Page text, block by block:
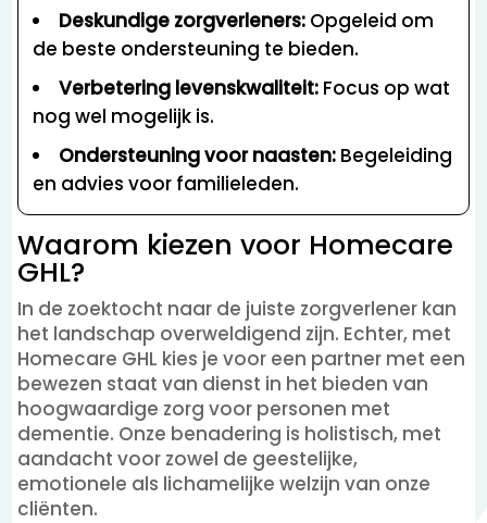
Deskundige zorgverleners: Opgeleid om
de beste ondersteuning te bieden.
Verbetering levenskwaliteit: Focus op wat
nog wel mogelijk is.
Ondersteuning voor naasten: Begeleiding
en advies voor familieleden.
Waarom kiezen voor Homecare
GHL?
In de zoektocht naar de juiste zorgverlener kan
het landschap overweldigend zijn. Echter, met
Homecare GHL kies je voor een partner met een
bewezen staat van dienst in het bieden van
hoogwaardige zorg voor personen met
dementie. Onze benadering is holistisch, met
aandacht voor zowel de geestelijke,
emotionele als lichamelijke welzijn van onze
cliënten.